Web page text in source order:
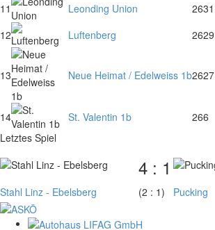
11
Leonding Union 2631
12
Luftenberg 2629
13 Neue Heimat / Edelweiss 1b2627
14 St. Valentin 1b 266
Letztes Spiel
4 : 1
Stahl Linz - Ebelsberg (2 : 1) Pucking